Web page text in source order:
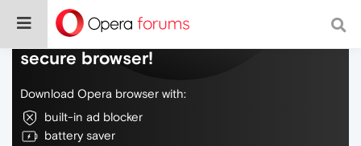
Do more on the web, with a fast and
secure browser!
Download Opera browser with:
built-in ad blocker
battery saver